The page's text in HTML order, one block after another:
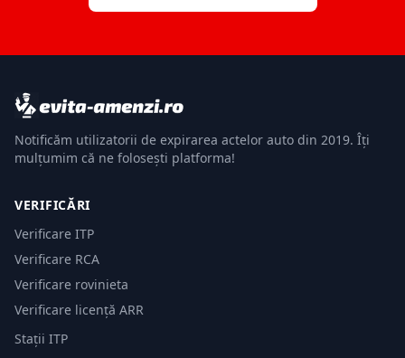
Notificăm utilizatorii de expirarea actelor auto din 2019. Îți
mulțumim că ne folosești platforma!
VERIFICĂRI
Verificare ITP
Verificare RCA
Verificare rovinieta
Verificare licență ARR
Stații ITP